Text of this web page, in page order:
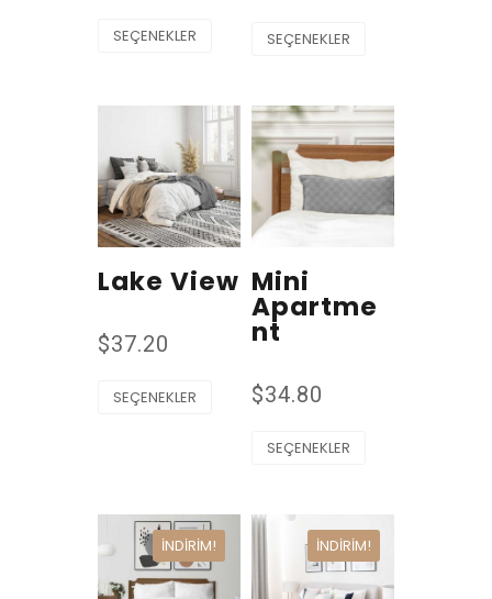
SEÇENEKLER SEÇENEKLER
Lake View
$37.20
SEÇENEKLER
Mini
Apartme
nt
$34.80
SEÇENEKLER
İNDIRIM! İNDIRIM!